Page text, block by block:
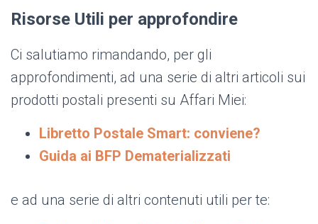
Risorse Utili per approfondire
Ci salutiamo rimandando, per gli
approfondimenti, ad una serie di altri articoli sui
prodotti postali presenti su Affari Miei:
Libretto Postale Smart: conviene?
Guida ai BFP Dematerializzati
e ad una serie di altri contenuti utili per te: